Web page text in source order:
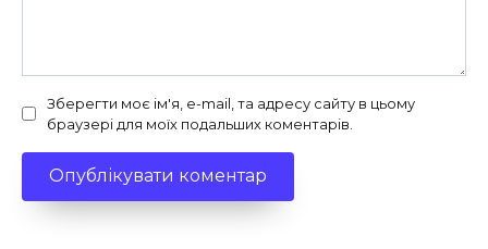
Зберегти моє ім'я, e-mail, та адресу сайту в цьому
браузері для моїх подальших коментарів.